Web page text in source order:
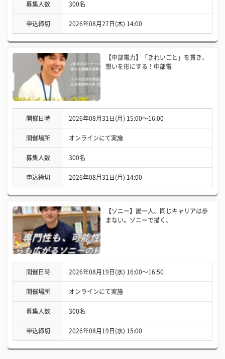
募集人数 300名
申込締切 2026年08月27日(木) 14:00
【中部電力】「きれいごと」を貫き、
想いを形にする！中部電
開催日時 2026年08月31日(月) 15:00〜16:00
開催場所 オンラインにて実施
募集人数 300名
申込締切 2026年08月31日(月) 14:00
【ソニー】誰一人、同じキャリアは歩
まない。ソニーで描く、
開催日時 2026年08月19日(水) 16:00〜16:50
開催場所 オンラインにて実施
募集人数 300名
申込締切 2026年08月19日(水) 15:00